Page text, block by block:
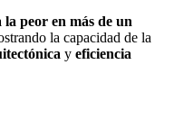
peor en más de un
la capacidad de la
y eficiencia